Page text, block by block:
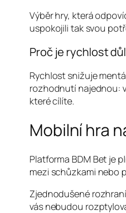
Výběr hry, která
uspokojili tak svou
Proč je rychlost
Rychlost snižuje
rozhodnutí najednou:
které cílíte.
Mobilní hra
Platforma BDM Bet je
mezi schůzkami nebo
Zjednodušené
vás nebudou